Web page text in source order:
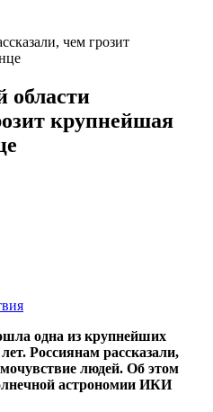
чем грозит
области
крупнейшая
одна из крупнейших
Россиянам рассказали,
людей. Об этом
астрономии ИКИ